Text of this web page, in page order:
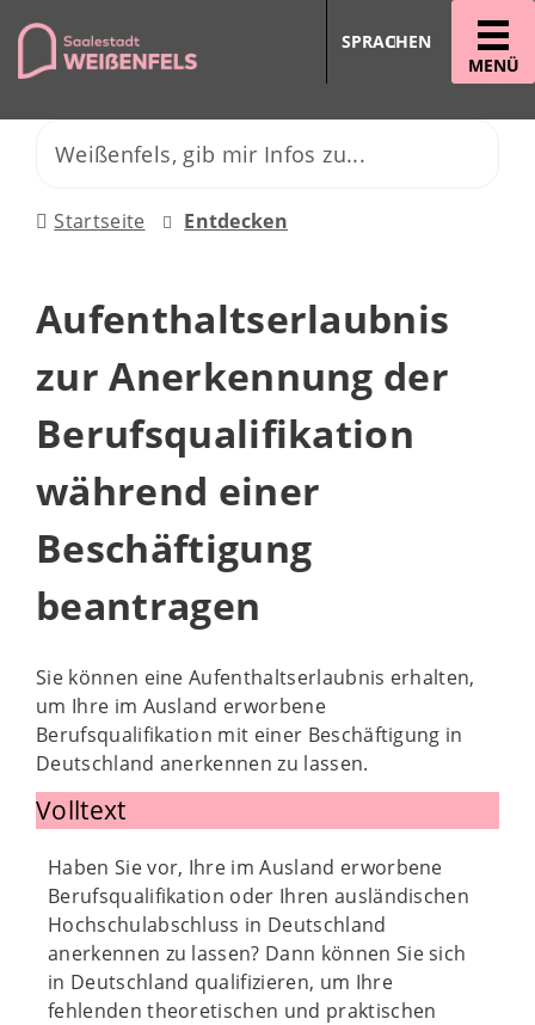
MENÜ
SPRACHEN
Startseite Entdecken
Aufenthaltserlaubnis
zur Anerkennung der
Berufsqualifikation
während einer
Beschäftigung
beantragen
Sie können eine Aufenthaltserlaubnis erhalten,
um Ihre im Ausland erworbene
Berufsqualifikation mit einer Beschäftigung in
Deutschland anerkennen zu lassen.
Volltext
Haben Sie vor, Ihre im Ausland erworbene
Berufsqualifikation oder Ihren ausländischen
Hochschulabschluss in Deutschland
anerkennen zu lassen? Dann können Sie sich
in Deutschland qualifizieren, um Ihre
fehlenden theoretischen und praktischen